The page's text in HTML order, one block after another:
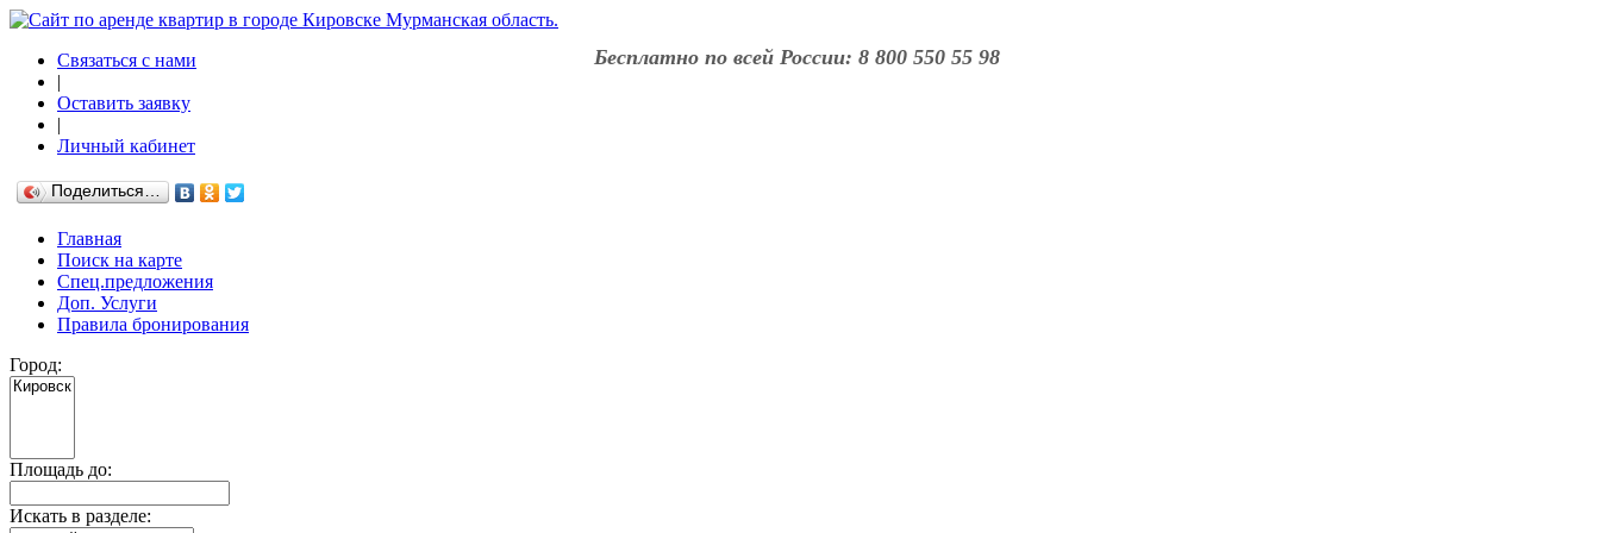
Бесплатно по всей России: 8 800 550 55 98
Связаться с нами
|
Оставить заявку
|
Личный кабинет
Поделиться…
Главная
Поиск на карте
Спец.предложения
Доп. Услуги
Правила бронирования
Город:
Площадь до:
Искать в разделе: